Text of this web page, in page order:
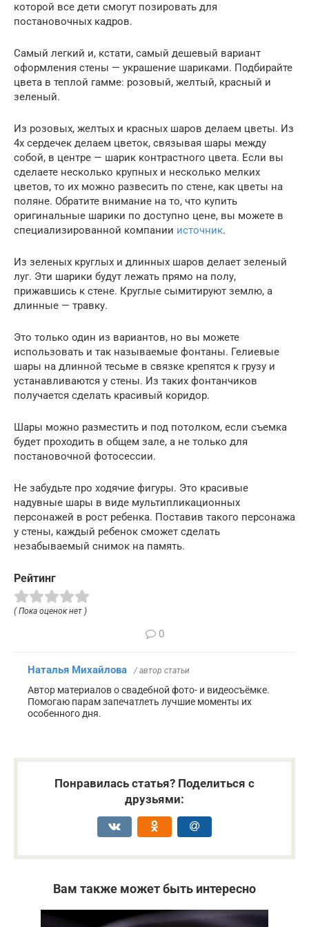
которой все дети смогут позировать для
постановочных кадров.
Самый легкий и, кстати, самый дешевый вариант
оформления стены — украшение шариками. Подбирайте
цвета в теплой гамме: розовый, желтый, красный и
зеленый.
Из розовых, желтых и красных шаров делаем цветы. Из
4х сердечек делаем цветок, связывая шары между
собой, в центре — шарик контрастного цвета. Если вы
сделаете несколько крупных и несколько мелких
цветов, то их можно развесить по стене, как цветы на
поляне. Обратите внимание на то, что купить
оригинальные шарики по доступно цене, вы можете в
специализированной компании источник.
Из зеленых круглых и длинных шаров делает зеленый
луг. Эти шарики будут лежать прямо на полу,
прижавшись к стене. Круглые сымитируют землю, а
длинные — травку.
Это только один из вариантов, но вы можете
использовать и так называемые фонтаны. Гелиевые
шары на длинной тесьме в связке крепятся к грузу и
устанавливаются у стены. Из таких фонтанчиков
получается сделать красивый коридор.
Шары можно разместить и под потолком, если съемка
будет проходить в общем зале, а не только для
постановочной фотосессии.
Не забудьте про ходячие фигуры. Это красивые
надувные шары в виде мультипликационных
персонажей в рост ребенка. Поставив такого персонажа
у стены, каждый ребенок сможет сделать
незабываемый снимок на память.
Рейтинг
( Пока оценок нет )
0
Наталья Михайлова / автор статьи
Автор материалов о свадебной фото- и видеосъёмке.
Помогаю парам запечатлеть лучшие моменты их
особенного дня.
Понравилась статья? Поделиться с
друзьями:
Вам также может быть интересно